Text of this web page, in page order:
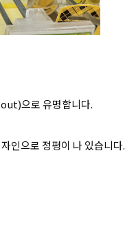
으로 유명합니다.
인으로 정평이 나 있습니다.